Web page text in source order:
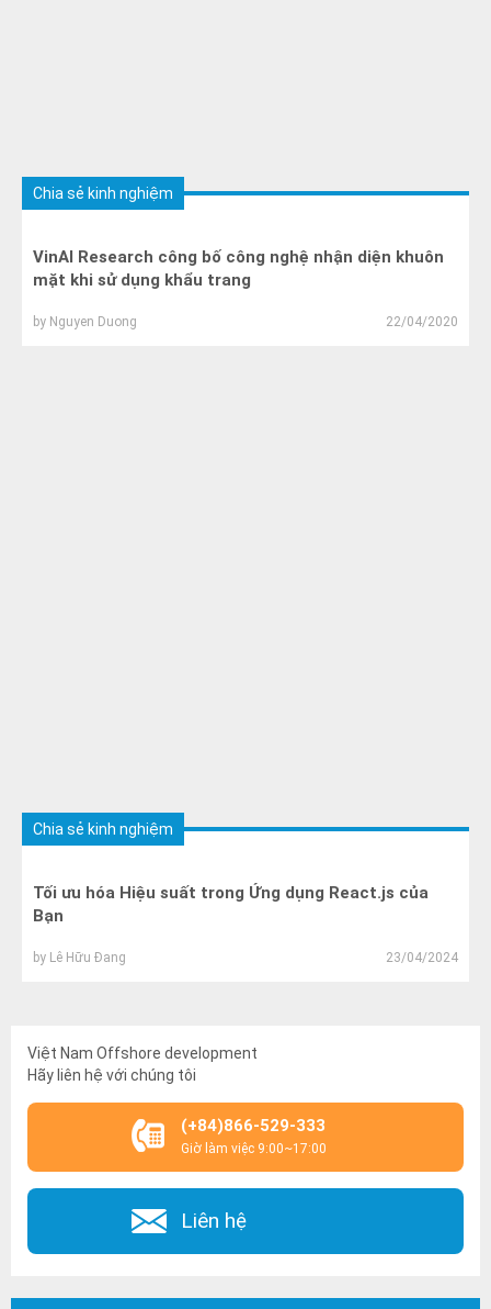
Chia sẻ kinh nghiệm
VinAI Research công bố công nghệ nhận diện khuôn
mặt khi sử dụng khẩu trang
by Nguyen Duong 22/04/2020
Chia sẻ kinh nghiệm
Tối ưu hóa Hiệu suất trong Ứng dụng React.js của
Bạn
by Lê Hữu Đang 23/04/2024
Việt Nam Offshore development
Hãy liên hệ với chúng tôi
(+84)866-529-333
Giờ làm việc 9:00~17:00
Liên hệ